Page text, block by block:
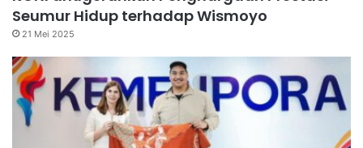
Seumur Hidup terhadap Wismoyo
21 Mei 2025